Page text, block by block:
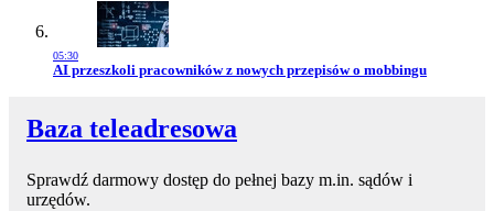
05:30
Przejdź do artykułu:
AI przeszkoli pracowników z nowych przepisów o mobbingu
Baza teleadresowa
Sprawdź darmowy dostęp do pełnej bazy m.in. sądów i
urzędów.